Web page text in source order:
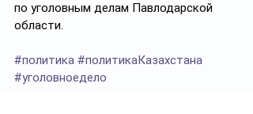
по уголовным делам Павлодарской
области.
#политика #политикаКазахстана
#уголовноедело